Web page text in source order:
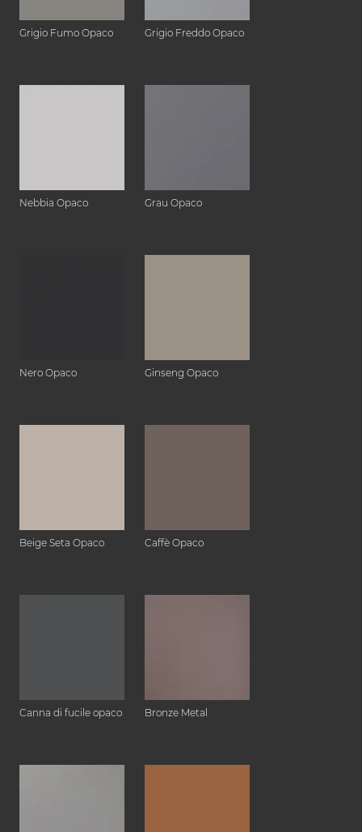
Grigio Fumo Opaco Grigio Freddo Opaco
Nebbia Opaco Grau Opaco
Nero Opaco Ginseng Opaco
Beige Seta Opaco Caffè Opaco
Canna di fucile opaco Bronze Metal